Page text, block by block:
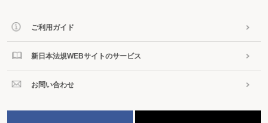
ご利用ガイド
新日本法規WEBサイトのサービス
お問い合わせ